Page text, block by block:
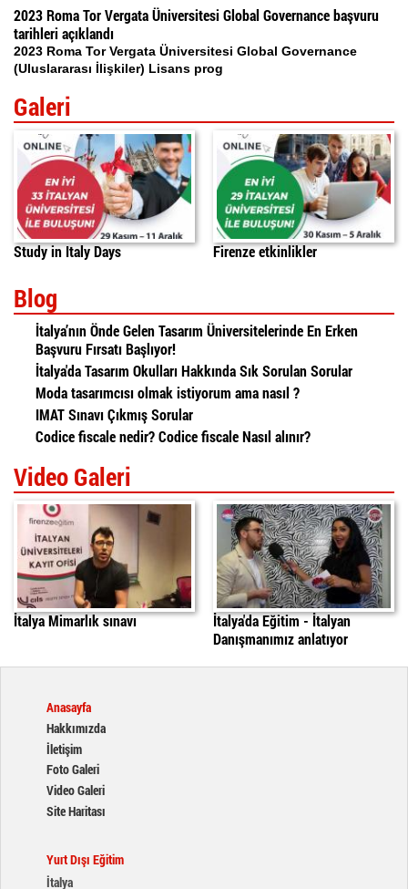
2023 Roma Tor Vergata Üniversitesi Global Governance başvuru
tarihleri açıklandı
2023 Roma Tor Vergata Üniversitesi Global Governance
(Uluslararası İlişkiler) Lisans prog
Galeri
Study in Italy Days Firenze etkinlikler
Blog
İtalya’nın Önde Gelen Tasarım Üniversitelerinde En Erken
Başvuru Fırsatı Başlıyor!
İtalya'da Tasarım Okulları Hakkında Sık Sorulan Sorular
Moda tasarımcısı olmak istiyorum ama nasıl ?
IMAT Sınavı Çıkmış Sorular
Codice fiscale nedir? Codice fiscale Nasıl alınır?
Video Galeri
İtalya'da Mimarlık Sınavı
İtalya Mimarlık sınavı
italyada egitim
daniele
İtalya'da Eğitim - İtalyan
Danışmanımız anlatıyor
Anasayfa
Hakkımızda
İletişim
Foto Galeri
Video Galeri
Site Haritası
Yurt Dışı Eğitim
İtalya